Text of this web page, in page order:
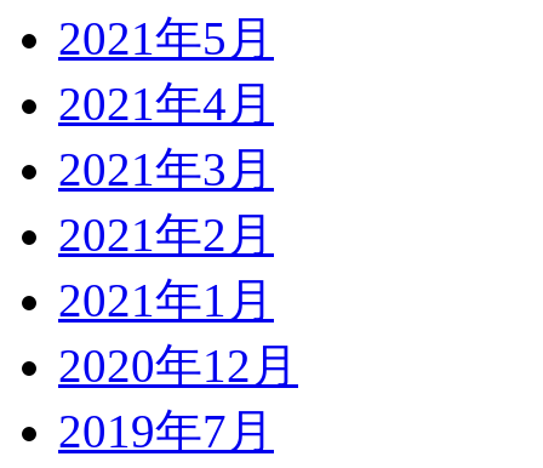
2021年5月
2021年4月
2021年3月
2021年2月
2021年1月
2020年12月
2019年7月